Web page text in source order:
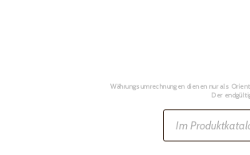
Währungsumrechnungen dienen nur als
Der
Products
search